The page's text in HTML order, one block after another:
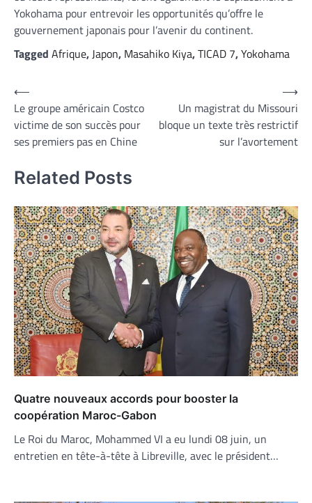
Yokohama pour entrevoir les opportunités qu’offre le
gouvernement japonais pour l’avenir du continent.
Tagged Afrique, Japon, Masahiko Kiya,TICAD 7,Yokohama
Navigation
de
l’article
⟵
Le groupe américain Costco
victime de son succès pour
ses premiers pas en Chine
Un magistrat du Missouri
bloque un texte très restrictif
sur l’avortement
⟶
Related Posts
Quatre nouveaux accords pour booster la
coopération Maroc-Gabon
Le Roi du Maroc, Mohammed VI a eu lundi 08 juin, un
entretien en tête-à-tête à Libreville, avec le président…